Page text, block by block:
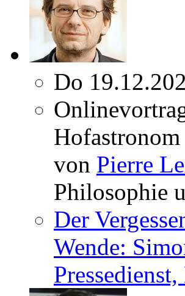
Do
von Pierre
Philosophie
Der
Wende: